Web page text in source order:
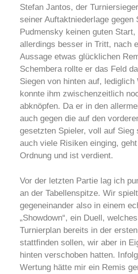
Stefan Jantos, der
seiner Auftaktniederlage gegen
Pudmensky keinen guten
allerdings besser in Tritt, nach
Aussage etwas glücklichen
Schembera rollte er das Feld
Siegen von hinten auf, lediglich
konnte ihm zwischenzeitlich
abknöpfen. Da er in den
auch gegen die auf den
gesetzten Spieler, voll auf Sieg
auch viele Risiken einging,
Ordnung und ist verdient.
Vor der letzten Partie lag ich
an der Tabellenspitze. Wir
gegeneinander also in einem
„Showdown“, ein Duell,
Turnierplan bereits in der
stattfinden sollen, wir aber in
hinten verschoben hatten.
Wertung hätte mir ein Remis